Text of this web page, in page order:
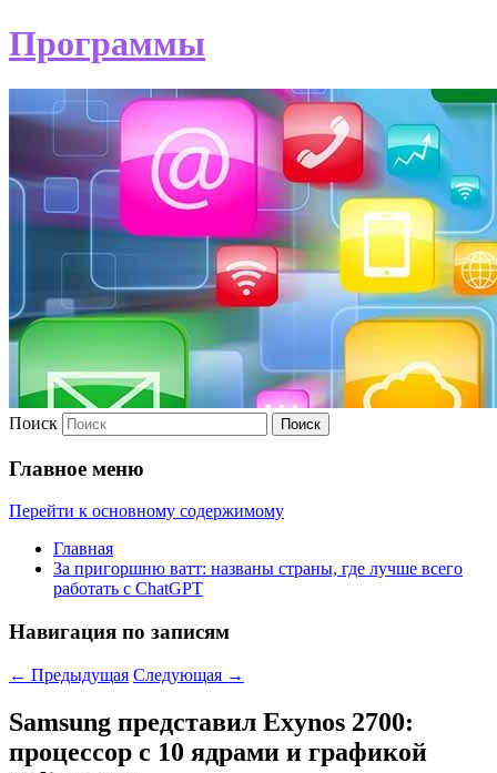
Программы
Поиск
Главное меню
Перейти к основному содержимому
Главная
За пригоршню ватт: названы страны, где лучше всего
работать с ChatGPT
Навигация по записям
← Предыдущая Следующая →
Samsung представил Exynos 2700:
процессор с 10 ядрами и графикой